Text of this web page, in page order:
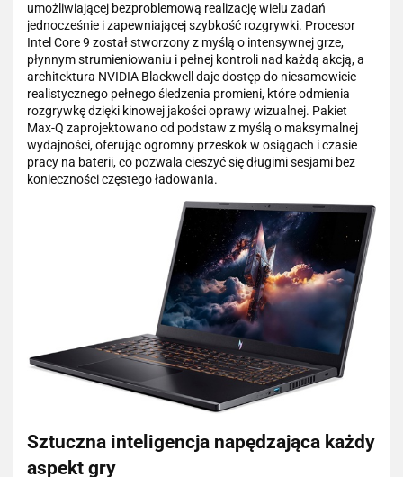
umożliwiającej bezproblemową realizację wielu zadań
jednocześnie i zapewniającej szybkość rozgrywki. Procesor
Intel Core 9 został stworzony z myślą o intensywnej grze,
płynnym strumieniowaniu i pełnej kontroli nad każdą akcją, a
architektura NVIDIA Blackwell daje dostęp do niesamowicie
realistycznego pełnego śledzenia promieni, które odmienia
rozgrywkę dzięki kinowej jakości oprawy wizualnej. Pakiet
Max-Q zaprojektowano od podstaw z myślą o maksymalnej
wydajności, oferując ogromny przeskok w osiągach i czasie
pracy na baterii, co pozwala cieszyć się długimi sesjami bez
konieczności częstego ładowania.
Sztuczna inteligencja napędzająca każdy
aspekt gry